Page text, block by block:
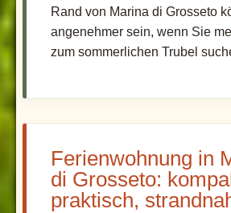
Rand von Marina di Grosseto
angenehmer sein, wenn Sie
zum sommerlichen Trubel
Ferienwohnung in
di Grosseto:
praktisch,